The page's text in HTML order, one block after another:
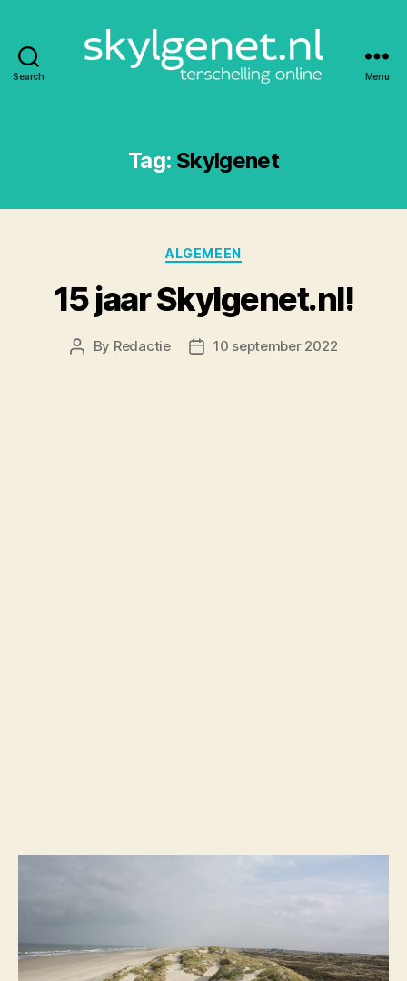
Search
online
Menu
Tag: Skylgenet
Categories
ALGEMEEN
15 jaar Skylgenet.nl!
Post
By Redactie
Post10 september 2022